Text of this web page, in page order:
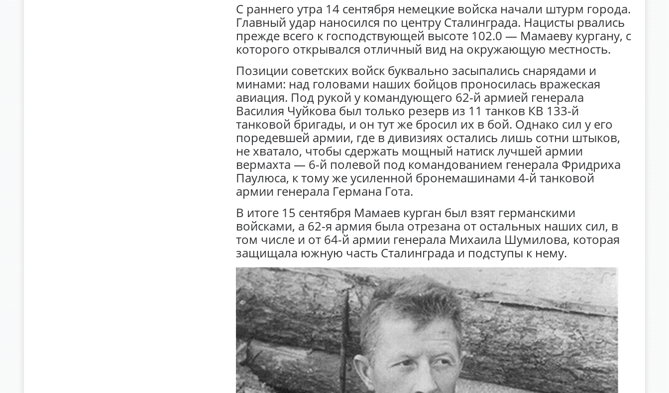
С раннего утра 14 сентября немецкие войска начали штурм города.
Главный удар наносился по центру Сталинграда. Нацисты рвались
прежде всего к господствующей высоте 102.0 — Мамаеву кургану, с
которого открывался отличный вид на окружающую местность.
Позиции советских войск буквально засыпались снарядами и
минами: над головами наших бойцов проносилась вражеская
авиация. Под рукой у командующего 62-й армией генерала
Василия Чуйкова был только резерв из 11 танков КВ 133-й
танковой бригады, и он тут же бросил их в бой. Однако сил у его
поредевшей армии, где в дивизиях остались лишь сотни штыков,
не хватало, чтобы сдержать мощный натиск лучшей армии
вермахта — 6-й полевой под командованием генерала Фридриха
Паулюса, к тому же усиленной бронемашинами 4-й танковой
армии генерала Германа Гота.
В итоге 15 сентября Мамаев курган был взят германскими
войсками, а 62-я армия была отрезана от остальных наших сил, в
том числе и от 64-й армии генерала Михаила Шумилова, которая
защищала южную часть Сталинграда и подступы к нему.